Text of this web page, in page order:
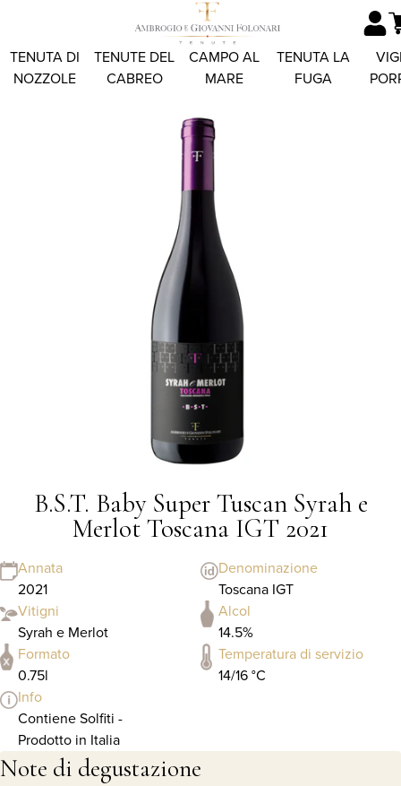
TENUTA DI
NOZZOLE
TENUTE DEL
CABREO
CAMPO AL
MARE
TENUTA LA
FUGA
B.S.T. Baby Super Tuscan Syrah e
Merlot Toscana IGT 2021
Annata
2021
Denominazione
Toscana IGT
Vitigni
Syrah e Merlot
Alcol
14.5%
Formato
0.75l
Temperatura di servizio
14/16 °C
Info
Contiene Solfiti -
Prodotto in Italia
Note di degustazione